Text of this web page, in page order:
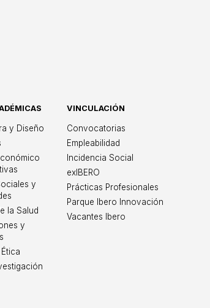
León
y Diseño
y
la Salud
y
VINCULACIÓN
Convocatorias
Empleabilidad
Incidencia Social
exIBERO
Prácticas Profesionales
Parque Ibero Innovación
Vacantes Ibero